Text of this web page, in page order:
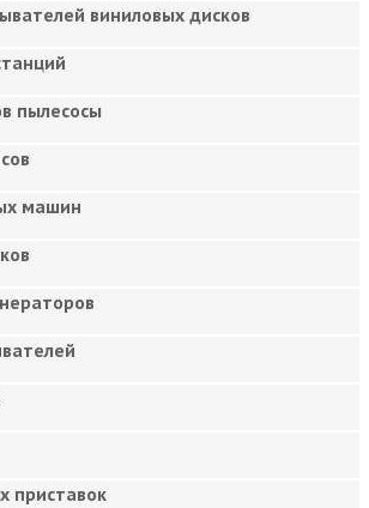
виниловых дисков
пылесосы
машин
приставок